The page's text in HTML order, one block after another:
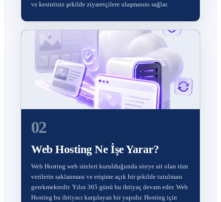
ve kesintisiz şekilde ziyaretçilere ulaşmasını sağlar.
02
Web Hosting Ne İşe Yarar?
Web Hosting web siteleri kurulduğunda siteye ait olan tüm
verilerin saklanması ve erişime açık bir şekilde tutulması
gerekmektedir. Yılın 365 günü bu ihtiyaç devam eder. Web
Hosting bu ihtiyacı karşılayan bir yapıdır. Hosting için